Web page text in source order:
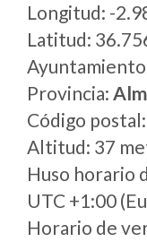
Longitud: -
Latitud:
Provincia:
Código postal:
Altitud: 37
Huso horario
UTC +1:00
Horario de